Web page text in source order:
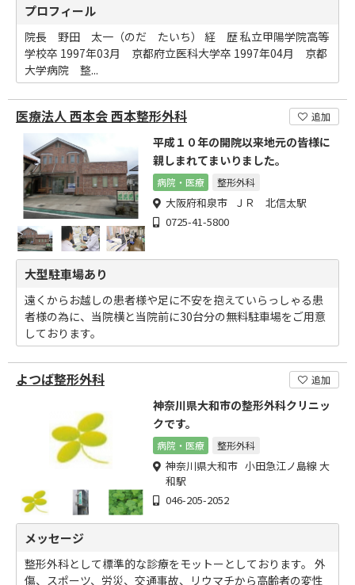
プロフィール
院長 野田 太一（のだ たいち） 経 歴 私立甲陽学院高等
学校卒 1997年03月 京都府立医科大学卒 1997年04月 京都
大学病院 整...
医療法人 西本会 西本整形外科 追加
平成１０年の開院以来地元の皆様に
親しまれてまいりました。
病院・医療 整形外科
大阪府和泉市 ＪＲ 北信太駅
0725-41-5800
大型駐車場あり
遠くからお越しの患者様や足に不安を抱えていらっしゃる患
者様の為に、当院横と当院前に30台分の無料駐車場をご用意
しております。
よつば整形外科 追加
神奈川県大和市の整形外科クリニッ
クです。
病院・医療 整形外科
神奈川県大和市 小田急江ノ島線 大
和駅
046-205-2052
メッセージ
整形外科として標準的な診療をモットーとしております。 外
傷、スポーツ、労災、交通事故、リウマチから高齢者の変性